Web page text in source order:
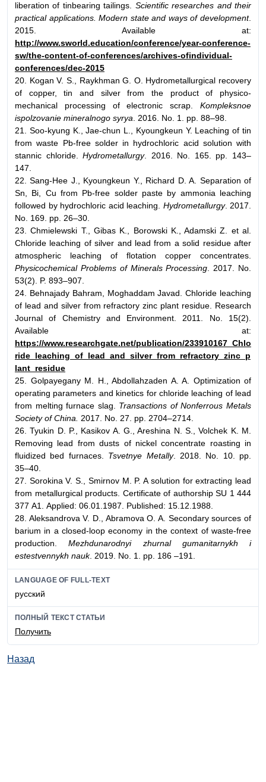
liberation of tinbearing tailings. Scientific researches and their
practical applications. Modern state and ways of development.
2015. Available at:
http://www.sworld.education/conference/year-conference-
sw/the-content-of-сonferences/archives-ofindividual-
conferences/dec-2015
20. Kogan V. S., Raykhman G. O. Hydrometallurgical recovery
of copper, tin and silver from the product of physico-
mechanical processing of electronic scrap. Kompleksnoe
ispolzovanie mineralnogo syrya. 2016. No. 1. pp. 88–98.
21. Soo-kyung K., Jae-chun L., Kyoungkeun Y. Leaching of tin
from waste Pb-free solder in hydrochloric acid solution with
stannic chloride. Hydrometallurgy. 2016. No. 165. pp. 143–
147.
22. Sang-Hee J., Kyoungkeun Y., Richard D. A. Separation of
Sn, Bi, Cu from Pb-free solder paste by ammonia leaching
followed by hydrochloric acid leaching. Hydrometallurgy. 2017.
No. 169. pp. 26–30.
23. Chmielewski T., Gibas K., Borowski K., Adamski Z. et al.
Chloride leaching of silver and lead from a solid residue after
atmospheric leaching of flotation copper concentrates.
Physicochemical Problems of Minerals Processing. 2017. No.
53(2). P. 893–907.
24. Behnajady Bahram, Moghaddam Javad. Chloride leaching
of lead and silver from refractory zinc plant residue. Research
Journal of Chemistry and Environment. 2011. No. 15(2).
Available at:
https://www.researchgate.net/publication/233910167_Chlo
ride_leaching_of_lead_and_silver_from_refractory_zinc_p
lant_residue
25. Golpayegany M. H., Abdollahzaden A. A. Optimization of
operating parameters and kinetics for chloride leaching of lead
from melting furnace slag. Transactions of Nonferrous Metals
Society of China. 2017. No. 27. pp. 2704–2714.
26. Tyukin D. P., Kasikov A. G., Areshina N. S., Volchek K. M.
Removing lead from dusts of nickel concentrate roasting in
fluidized bed furnaces. Tsvetnye Metally. 2018. No. 10. pp.
35–40.
27. Sorokina V. S., Smirnov M. P. A solution for extracting lead
from metallurgical products. Certificate of authorship SU 1 444
377 А1. Applied: 06.01.1987. Published: 15.12.1988.
28. Aleksandrova V. D., Abramova O. A. Secondary sources of
barium in a closed-loop economy in the context of waste-free
production.Mezhdunarodnyi zhurnal gumanitarnykh i
estestvennykh nauk. 2019. No. 1. pp. 186 –191.
LANGUAGE OF FULL-TEXT
русский
ПОЛНЫЙ ТЕКСТ СТАТЬИ
Получить
Назад